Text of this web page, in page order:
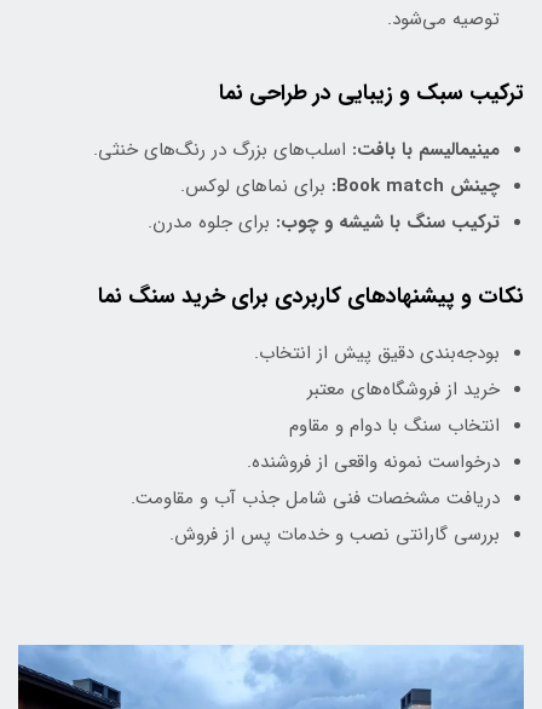
توصیه می‌شود.
ترکیب سبک و زیبایی در طراحی نما
مینیمالیسم با بافت: اسلب‌های بزرگ در رنگ‌های خنثی.
چینش Book match:
برای نماهای لوکس.
ترکیب سنگ با شیشه و چوب: برای جلوه مدرن.
نکات و پیشنهادهای کاربردی برای خرید سنگ نما
بودجه‌بندی دقیق پیش از انتخاب.
خرید از فروشگاه‌های معتبر
انتخاب سنگ با دوام و مقاوم
درخواست نمونه واقعی از فروشنده.
دریافت مشخصات فنی شامل جذب آب و مقاومت.
بررسی گارانتی نصب و خدمات پس از فروش.